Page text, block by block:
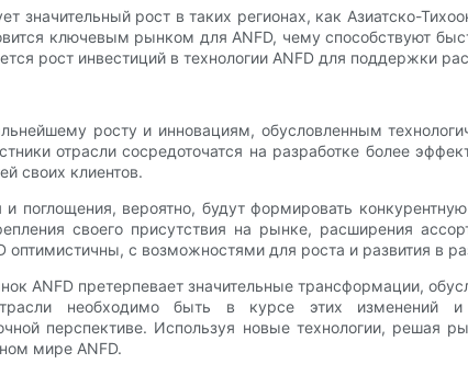
значительный рост в таких регионах, как Азиатско-
ключевым рынком для ANFD, чему способствуют
рост инвестиций в технологии ANFD для поддержки
росту и инновациям, обусловленным
отрасли сосредоточатся на разработке более
своих клиентов.
и поглощения, вероятно, будут формировать
своего присутствия на рынке, расширения
с возможностями для роста и развития в
ANFD претерпевает значительные трансформации,
необходимо быть в курсе этих изменений и
перспективе. Используя новые технологии,
мире ANFD.